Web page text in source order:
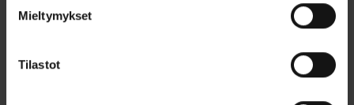
Mieltymykset
Tilastot
Titaani sormusmateriaalina
Titaani tuntuu kevyeltä ja miellyttävältä sormessa. Titaanin